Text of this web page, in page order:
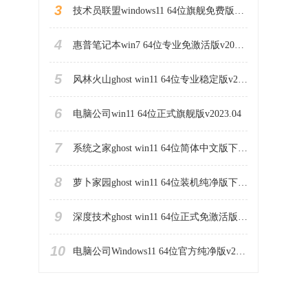
3 技术员联盟windows11 64位旗舰免费版v2023.04
4 惠普笔记本win7 64位专业免激活版v2023.04
5 风林火山ghost win11 64位专业稳定版v2023.04
6 电脑公司win11 64位正式旗舰版v2023.04
7 系统之家ghost win11 64位简体中文版下载v2023.04
8 萝卜家园ghost win11 64位装机纯净版下载v2023.04
9 深度技术ghost win11 64位正式免激活版下载v2023.04
10 电脑公司Windows11 64位官方纯净版v2023.04